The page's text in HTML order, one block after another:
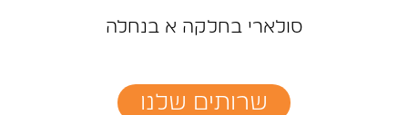
סולארי בחלקה א בנחלה
שרותים שלנו